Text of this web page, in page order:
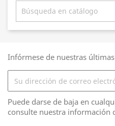
Infórmese de nuestras
Puede darse de baja en
consulte nuestra información